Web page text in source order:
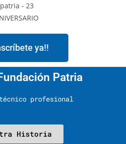
ya!!
Patria
técnico profesional
Historia